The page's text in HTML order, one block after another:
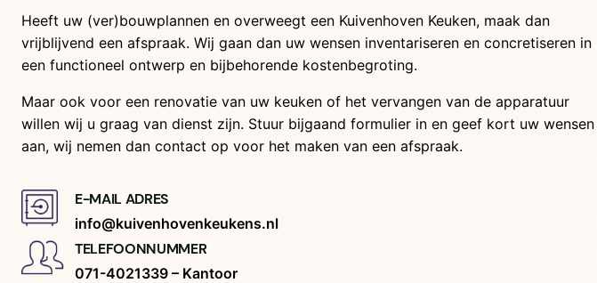
Heeft uw (ver)bouwplannen en overweegt een Kuivenhoven Keuken, maak dan
vrijblijvend een afspraak. Wij gaan dan uw wensen inventariseren en concretiseren in
een functioneel ontwerp en bijbehorende kostenbegroting.
Maar ook voor een renovatie van uw keuken of het vervangen van de apparatuur
willen wij u graag van dienst zijn. Stuur bijgaand formulier in en geef kort uw wensen
aan, wij nemen dan contact op voor het maken van een afspraak.
E-MAIL ADRES
info@kuivenhovenkeukens.nl
TELEFOONNUMMER
071-4021339 – Kantoor